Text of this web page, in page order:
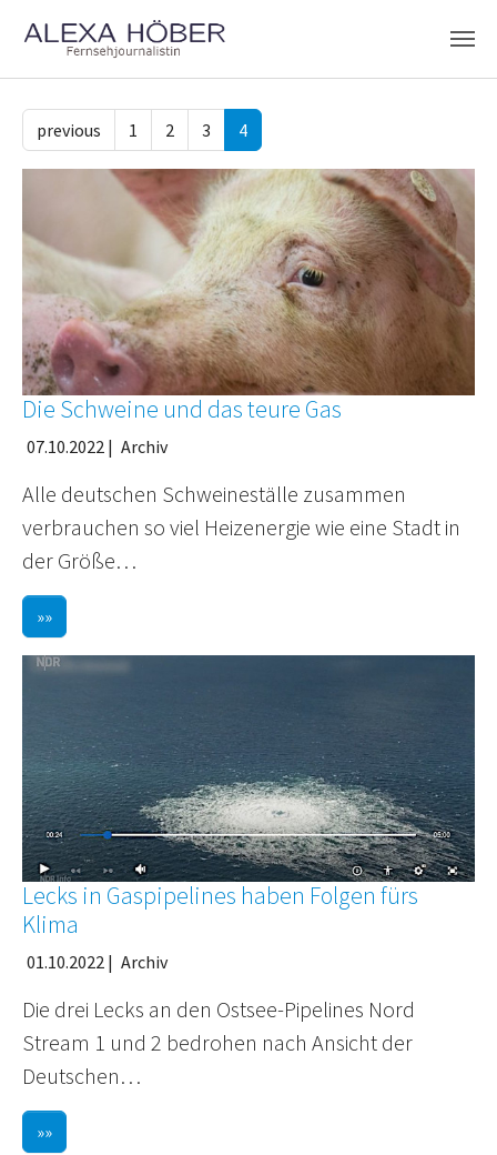
previous
1 2 3 4
Die Schweine und das teure Gas
07.10.2022 | Archiv
Alle deutschen Schweineställe zusammen
verbrauchen so viel Heizenergie wie eine Stadt in
der Größe…
»»
Lecks in Gaspipelines haben Folgen fürs
Klima
01.10.2022 | Archiv
Die drei Lecks an den Ostsee-Pipelines Nord
Stream 1 und 2 bedrohen nach Ansicht der
Deutschen…
»»